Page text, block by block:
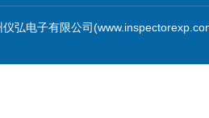
弘电子有限公司